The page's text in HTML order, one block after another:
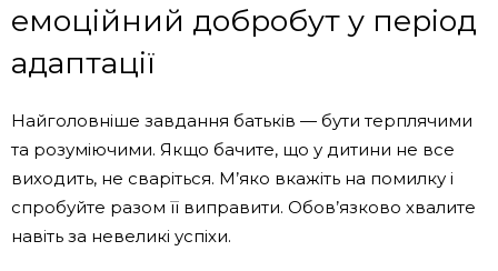
емоційний добробут у період
адаптації
Найголовніше завдання батьків — бути терплячими
та розуміючими. Якщо бачите, що у дитини не все
виходить, не сваріться. М’яко вкажіть на помилку і
спробуйте разом її виправити. Обов’язково хвалите
навіть за невеликі успіхи.